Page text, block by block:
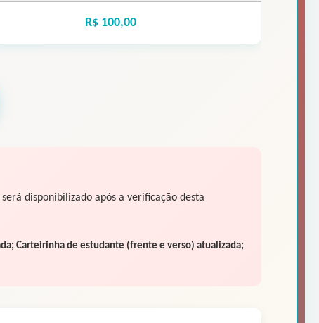
R$ 100,00
disponibilizado após a verificação desta
Carteirinha de estudante (frente e verso) atualizada;